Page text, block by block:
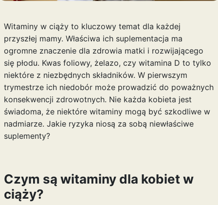
Witaminy w ciąży to kluczowy temat dla każdej
przyszłej mamy. Właściwa ich suplementacja ma
ogromne znaczenie dla zdrowia matki i rozwijającego
się płodu. Kwas foliowy, żelazo, czy witamina D to tylko
niektóre z niezbędnych składników. W pierwszym
trymestrze ich niedobór może prowadzić do poważnych
konsekwencji zdrowotnych. Nie każda kobieta jest
świadoma, że niektóre witaminy mogą być szkodliwe w
nadmiarze. Jakie ryzyka niosą za sobą niewłaściwe
suplementy?
Czym są witaminy dla kobiet w
ciąży?